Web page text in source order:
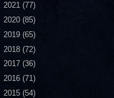
2021 (77)
2020 (85)
2019 (65)
2018 (72)
2017 (36)
2016 (71)
2015 (54)